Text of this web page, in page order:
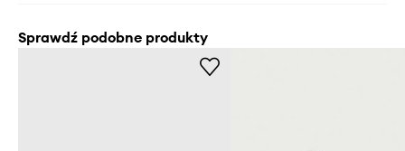
Sprawdź podobne produkty